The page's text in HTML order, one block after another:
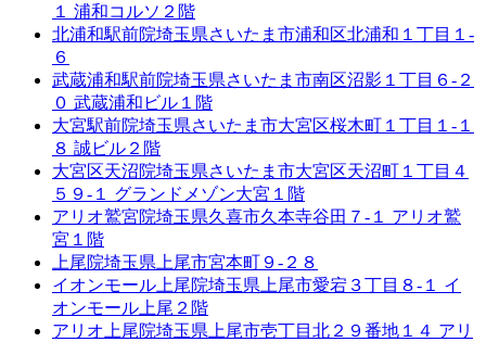
１ 浦和コルソ２階
北浦和駅前院埼玉県さいたま市浦和区北浦和１丁目１-
６
武蔵浦和駅前院埼玉県さいたま市南区沼影１丁目６-２
０ 武蔵浦和ビル１階
大宮駅前院埼玉県さいたま市大宮区桜木町１丁目１-１
８ 誠ビル２階
大宮区天沼院埼玉県さいたま市大宮区天沼町１丁目４
５９-１ グランドメゾン大宮１階
アリオ鷲宮院埼玉県久喜市久本寺谷田７-１ アリオ鷲
宮１階
上尾院埼玉県上尾市宮本町９-２８
イオンモール上尾院埼玉県上尾市愛宕３丁目８-１ イ
オンモール上尾２階
アリオ上尾院埼玉県上尾市壱丁目北２９番地１４ アリ